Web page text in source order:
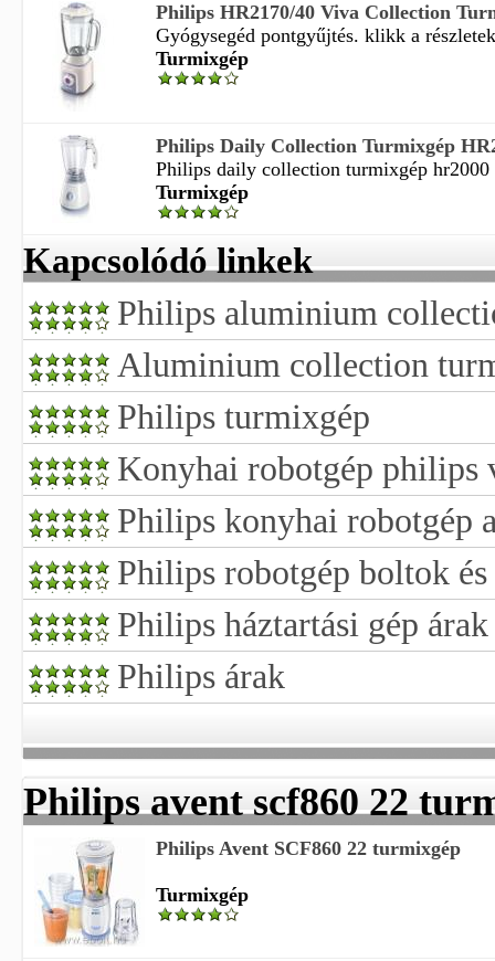
Philips HR2170/40 Viva Collection
Gyógysegéd pontgyűjtés. klikk a
Turmixgép
Philips Daily Collection Turmixgép
Philips daily collection turmixgép hr2000
Turmixgép
Kapcsolódó linkek
Philips aluminium
Aluminium collection
Philips turmixgép
Konyhai robotgép philips
Philips konyhai robotgép
Philips robotgép boltok és
Philips háztartási gép árak
Philips árak
Philips avent scf860 22
Philips Avent SCF860 22 turmixgép
Turmixgép